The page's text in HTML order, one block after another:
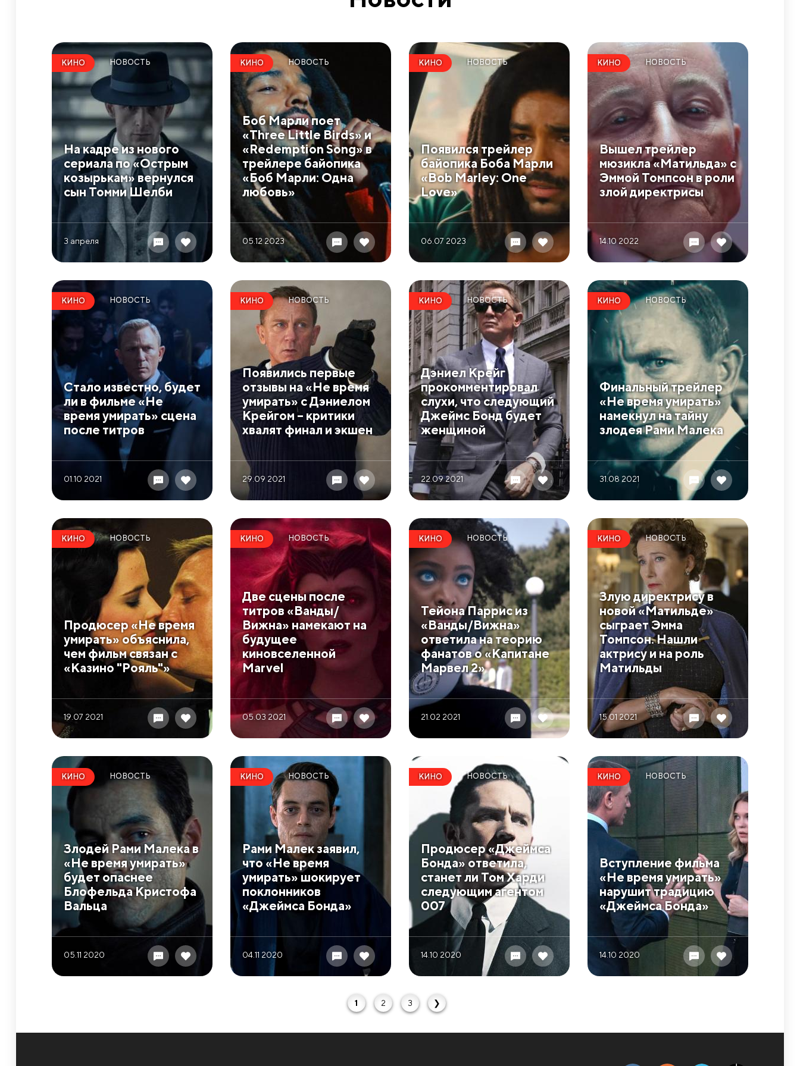
КИНО НОВОСТЬ
На кадре из нового
сериала по «Острым
козырькам» вернулся
сын Томми Шелби
3 апреля
КИНО НОВОСТЬ
Боб Марли поет
«Three Little Birds» и
«Redemption Song» в
трейлере байопика
«Боб Марли: Одна
любовь»
05.12 2023
КИНО НОВОСТЬ
Появился трейлер
байопика Боба Марли
«Bob Marley: One
Love»
06.07 2023
КИНО НОВОСТЬ
Вышел трейлер
мюзикла «Матильда» с
Эммой Томпсон в роли
злой директрисы
14.10 2022
КИНО НОВОСТЬ
Стало известно, будет
ли в фильме «Не
время умирать» сцена
после титров
01.10 2021
КИНО НОВОСТЬ
Появились первые
отзывы на «Не время
умирать» с Дэниелом
Крейгом – критики
хвалят финал и экшен
29.09 2021
КИНО НОВОСТЬ
Дэниел Крейг
прокомментировал
слухи, что следующий
Джеймс Бонд будет
женщиной
22.09 2021
КИНО НОВОСТЬ
Финальный трейлер
«Не время умирать»
намекнул на тайну
злодея Рами Малека
31.08 2021
КИНО НОВОСТЬ
Продюсер «Не время
умирать» объяснила,
чем фильм связан с
«Казино "Рояль"»
19.07 2021
КИНО НОВОСТЬ
Две сцены после
титров «Ванды/
Вижна» намекают на
будущее
киновселенной
Marvel
05.03 2021
КИНО НОВОСТЬ
Тейона Паррис из
«Ванды/Вижна»
ответила на теорию
фанатов о «Капитане
Марвел 2»
21.02 2021
КИНО НОВОСТЬ
Злую директрису в
новой «Матильде»
сыграет Эмма
Томпсон. Нашли
актрису и на роль
Матильды
15.01 2021
КИНО НОВОСТЬ
Злодей Рами Малека в
«Не время умирать»
будет опаснее
Блофельда Кристофа
Вальца
05.11 2020
КИНО НОВОСТЬ
Рами Малек заявил,
что «Не время
умирать» шокирует
поклонников
«Джеймса Бонда»
04.11 2020
КИНО НОВОСТЬ
Продюсер «Джеймса
Бонда» ответила,
станет ли Том Харди
следующим агентом
007
14.10 2020
КИНО НОВОСТЬ
Вступление фильма
«Не время умирать»
нарушит традицию
«Джеймса Бонда»
14.10 2020
1 2 3 ❯